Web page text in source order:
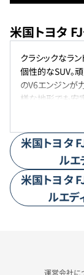
米国トヨタ
クラシックなラ
個性的なSUV。
のV6エンジンが
様な地形でも安
適性を追求し、
米国トヨタ
ルエ
米国トヨタ
ルエデ
運営会社に